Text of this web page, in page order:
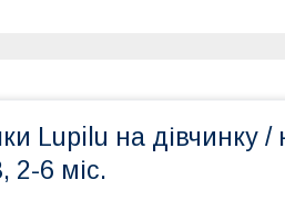
Lupilu на дівчинку /
2-6 міс.